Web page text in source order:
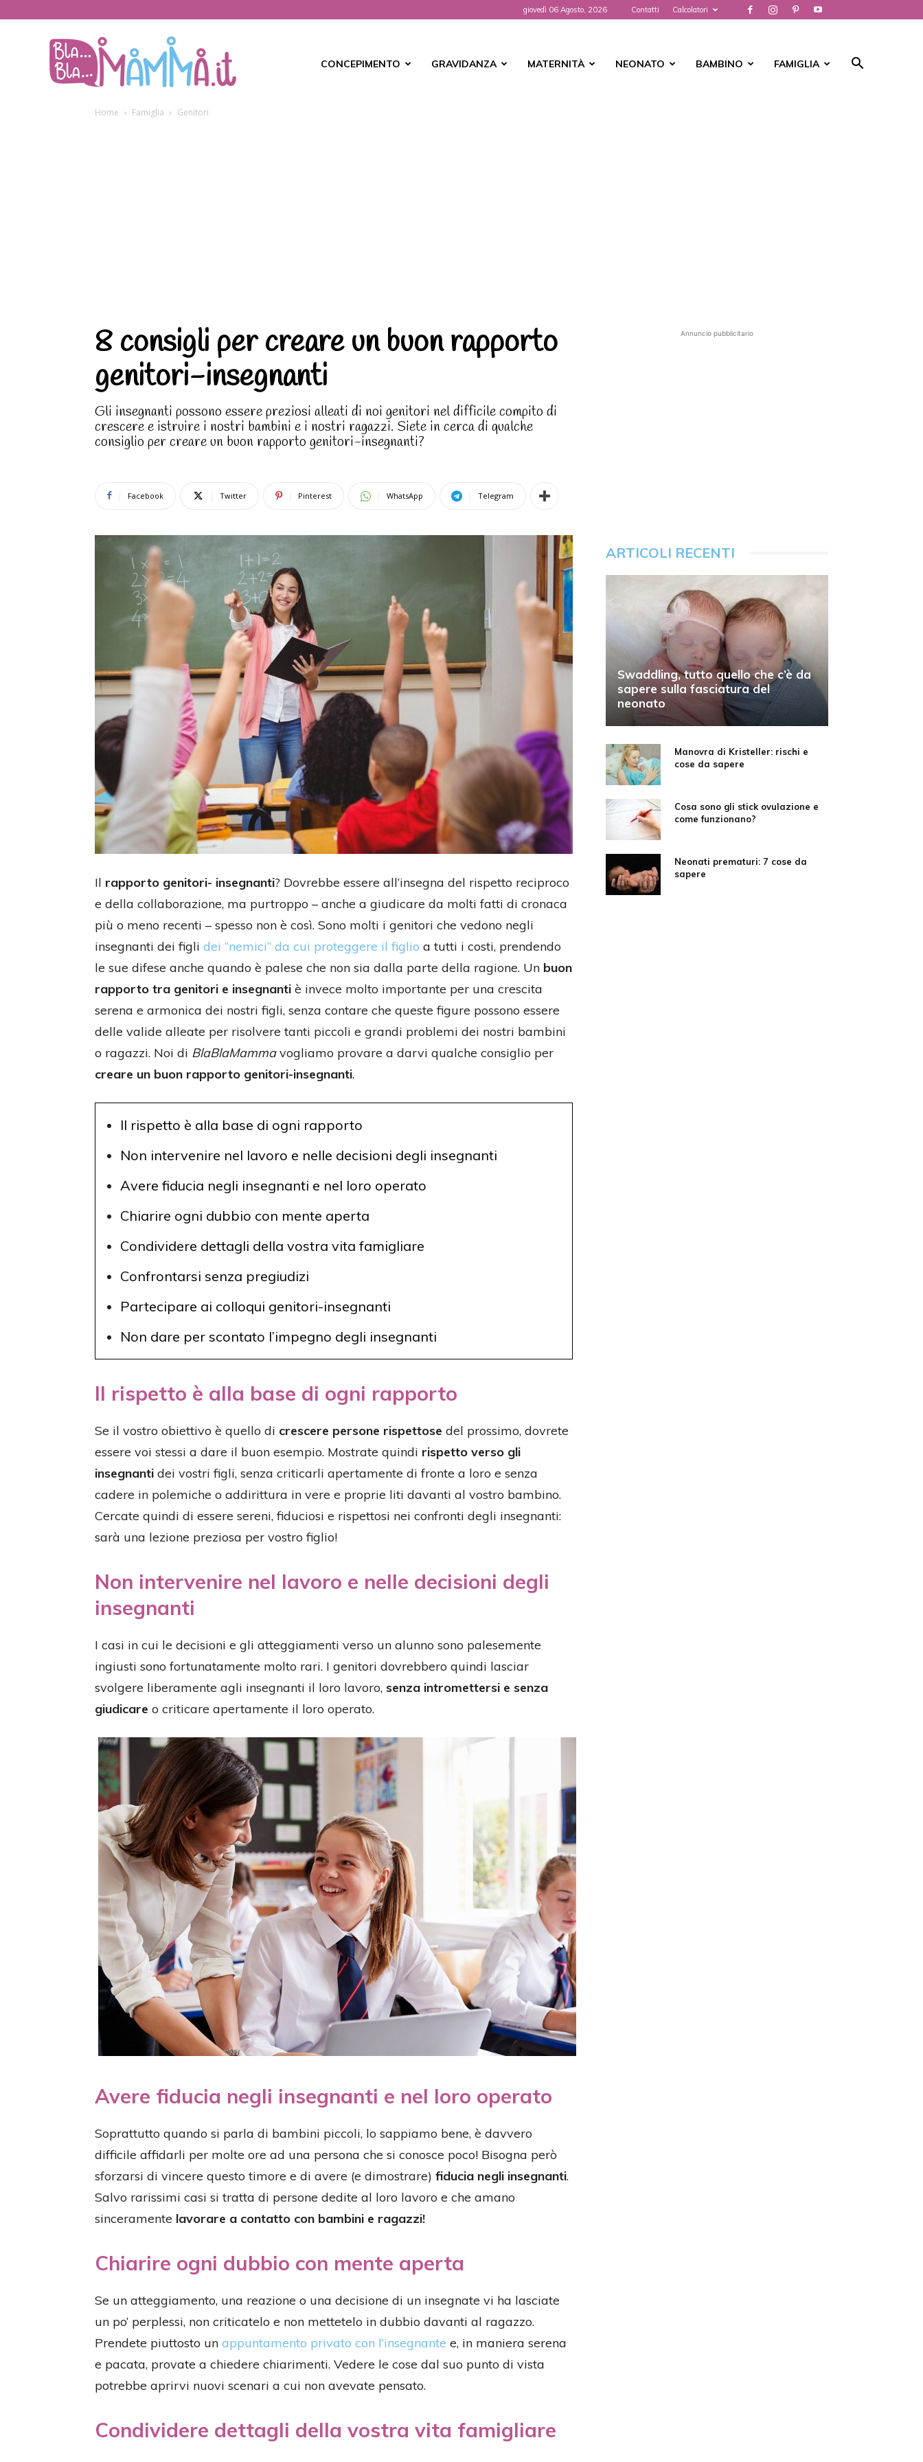
giovedì 06 Agosto, 2026 Contatti Calcolatori
CONCEPIMENTO GRAVIDANZA MATERNITÀ NEONATO BAMBINO FAMIGLIA
Home Famiglia Genitori
8 consigli per creare un buon rapporto
genitori-insegnanti
Gli insegnanti possono essere preziosi alleati di noi genitori nel difficile compito di
crescere e istruire i nostri bambini e i nostri ragazzi. Siete in cerca di qualche
consiglio per creare un buon rapporto genitori-insegnanti?
Facebook Twitter Pinterest WhatsApp Telegram
Il rapporto genitori- insegnanti? Dovrebbe essere all’insegna del rispetto reciproco
e della collaborazione, ma purtroppo – anche a giudicare da molti fatti di cronaca
più o meno recenti – spesso non è così. Sono molti i genitori che vedono negli
insegnanti dei figli dei “nemici” da cui proteggere il figlio a tutti i costi, prendendo
le sue difese anche quando è palese che non sia dalla parte della ragione. Un buon
rapporto tra genitori e insegnanti è invece molto importante per una crescita
serena e armonica dei nostri figli, senza contare che queste figure possono essere
delle valide alleate per risolvere tanti piccoli e grandi problemi dei nostri bambini
o ragazzi. Noi di BlaBlaMammavogliamo provare a darvi qualche consiglio per
creare un buon rapporto genitori-insegnanti.
Il rispetto è alla base di ogni rapporto
Non intervenire nel lavoro e nelle decisioni degli insegnanti
Avere fiducia negli insegnanti e nel loro operato
Chiarire ogni dubbio con mente aperta
Condividere dettagli della vostra vita famigliare
Confrontarsi senza pregiudizi
Partecipare ai colloqui genitori-insegnanti
Non dare per scontato l’impegno degli insegnanti
Il rispetto è alla base di ogni rapporto
Se il vostro obiettivo è quello di crescere persone rispettose del prossimo, dovrete
essere voi stessi a dare il buon esempio. Mostrate quindi rispetto verso gli
insegnanti dei vostri figli, senza criticarli apertamente di fronte a loro e senza
cadere in polemiche o addirittura in vere e proprie liti davanti al vostro bambino.
Cercate quindi di essere sereni, fiduciosi e rispettosi nei confronti degli insegnanti:
sarà una lezione preziosa per vostro figlio!
Non intervenire nel lavoro e nelle decisioni degli
insegnanti
I casi in cui le decisioni e gli atteggiamenti verso un alunno sono palesemente
ingiusti sono fortunatamente molto rari. I genitori dovrebbero quindi lasciar
svolgere liberamente agli insegnanti il loro lavoro, senza intromettersi e senza
giudicare o criticare apertamente il loro operato.
Avere fiducia negli insegnanti e nel loro operato
Soprattutto quando si parla di bambini piccoli, lo sappiamo bene, è davvero
difficile affidarli per molte ore ad una persona che si conosce poco! Bisogna però
sforzarsi di vincere questo timore e di avere (e dimostrare) fiducia negli insegnanti.
Salvo rarissimi casi si tratta di persone dedite al loro lavoro e che amano
sinceramente lavorare a contatto con bambini e ragazzi!
Chiarire ogni dubbio con mente aperta
Se un atteggiamento, una reazione o una decisione di un insegnate vi ha lasciate
un po’ perplessi, non criticatelo e non mettetelo in dubbio davanti al ragazzo.
Prendete piuttosto un appuntamento privato con l’insegnante e, in maniera serena
e pacata, provate a chiedere chiarimenti. Vedere le cose dal suo punto di vista
potrebbe aprirvi nuovi scenari a cui non avevate pensato.
Condividere dettagli della vostra vita famigliare
Annuncio pubblicitario
ARTICOLI RECENTI
Swaddling, tutto quello che c’è da
sapere sulla fasciatura del
neonato
Manovra di Kristeller: rischi e
cose da sapere
Cosa sono gli stick ovulazione e
come funzionano?
Neonati prematuri: 7 cose da
sapere